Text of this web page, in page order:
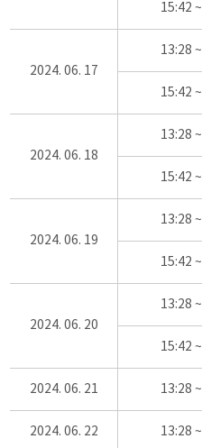
15:42
2024. 06. 17
13:28
15:42
2024. 06. 18
13:28
15:42
2024. 06. 19
13:28
15:42
2024. 06. 20
13:28
15:42
2024. 06. 21 13:28
2024. 06. 22 13:28